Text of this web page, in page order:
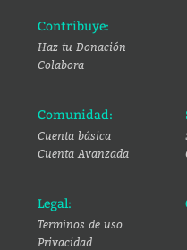
Contribuye:
Haz tu Donación
Colabora
Comunidad:
Cuenta básica
Cuenta Avanzada
Legal:
Terminos de uso
Privacidad